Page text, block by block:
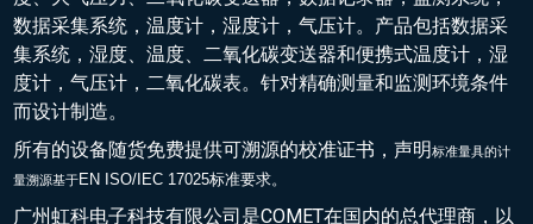
数据采集系统，温度计，湿度计，气压计。产品包括数据采
集系统，湿度、温度、二氧化碳变送器和便携式温度计，湿
度计，气压计，二氧化碳表。针对精确测量和监测环境条件
而设计制造。
所有的设备随货免费提供可溯源的校准证书，声明标准量具的计
量溯源基于EN ISO/IEC 17025标准要求。
广州虹科电子科技有限公司是COMET在国内的总代理商，以